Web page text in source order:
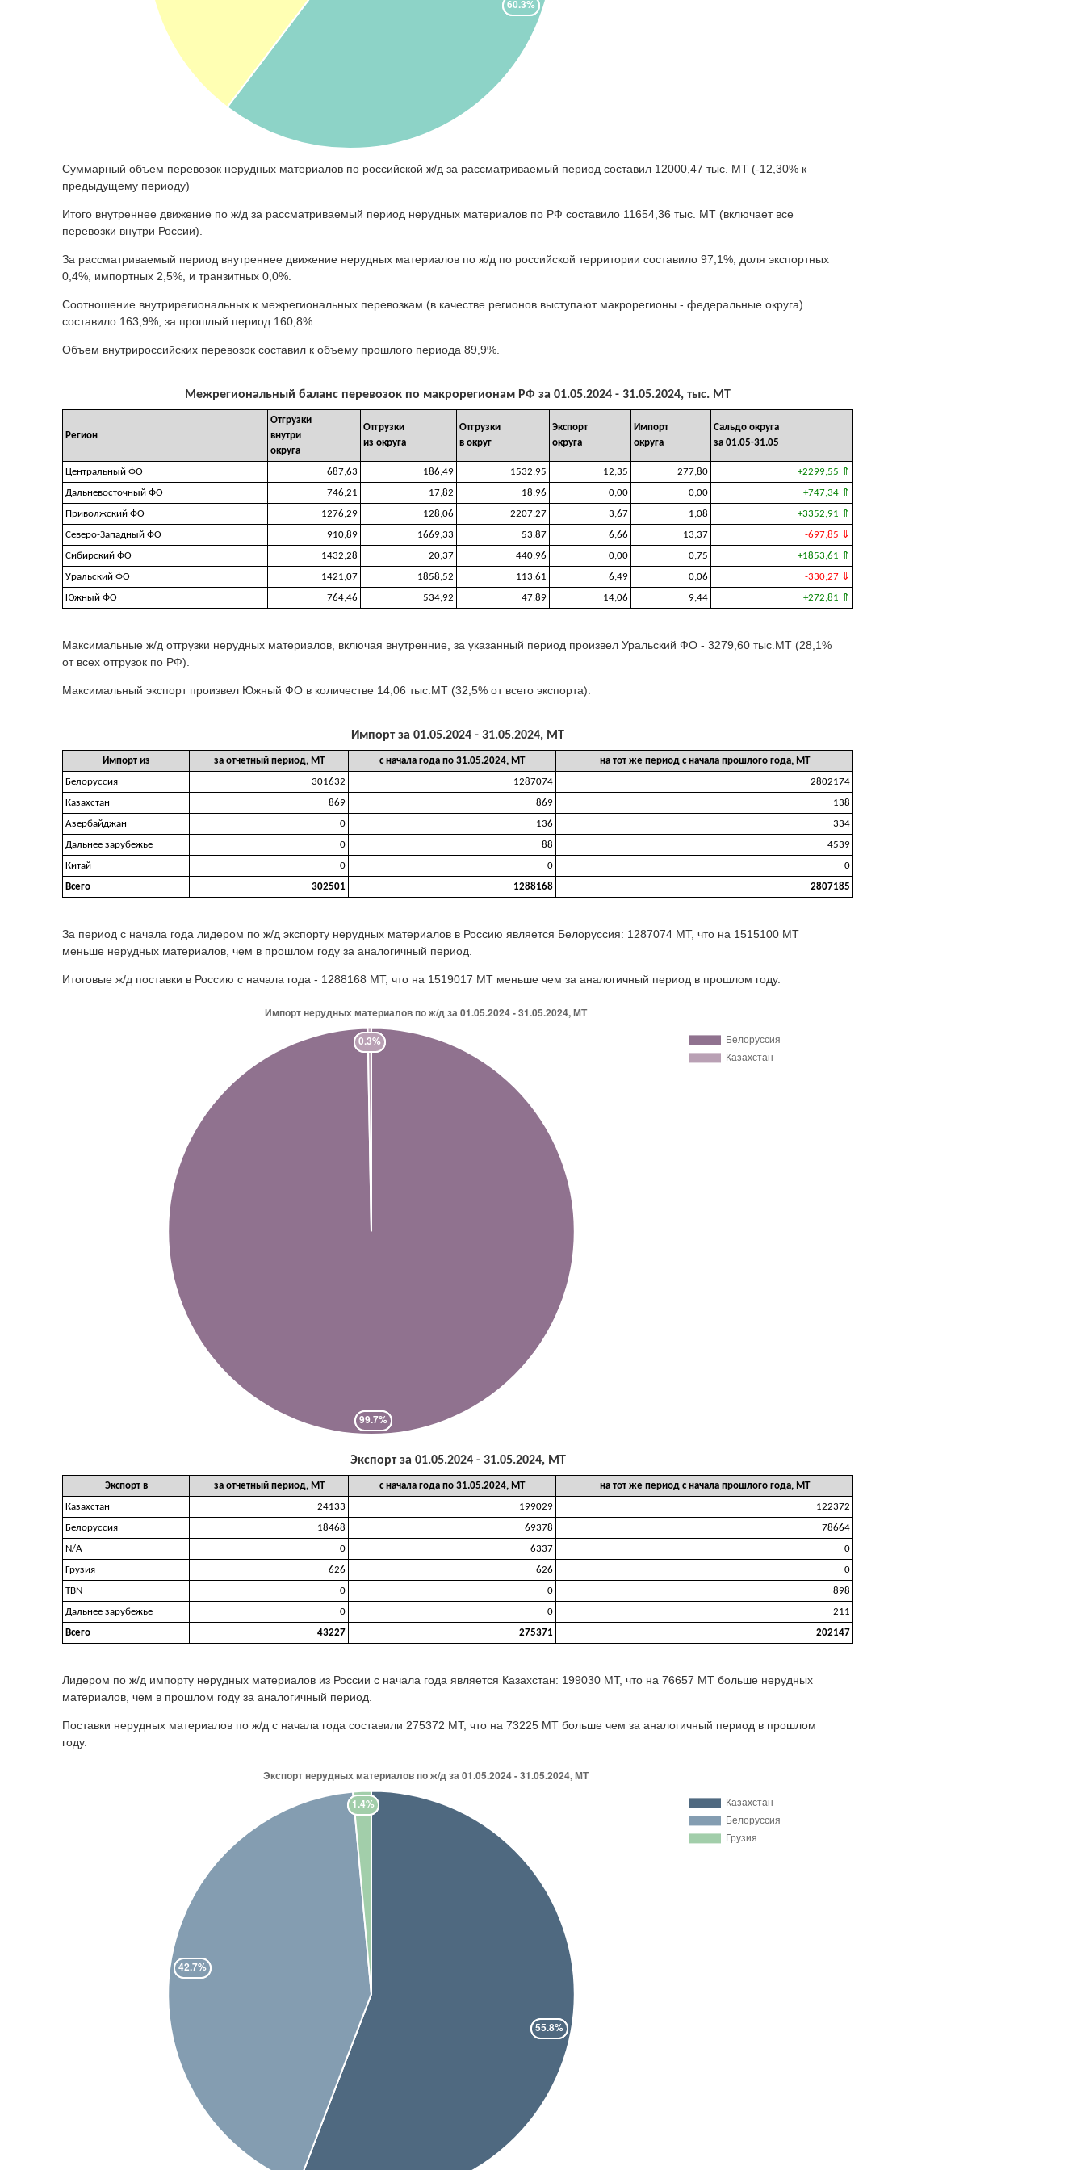
Суммарный объем перевозок нерудных материалов по российской ж/д за рассматриваемый период составил 12000,47 тыс. МТ (-12,30% к
предыдущему периоду)
Итого внутреннее движение по ж/д за рассматриваемый период нерудных материалов по РФ составило 11654,36 тыс. МТ (включает все
перевозки внутри России).
За рассматриваемый период внутреннее движение нерудных материалов по ж/д по российской территории составило 97,1%, доля экспортных
0,4%, импортных 2,5%, и транзитных 0,0%.
Соотношение внутрирегиональных к межрегиональных перевозкам (в качестве регионов выступают макрорегионы - федеральные округа)
составило 163,9%, за прошлый период 160,8%.
Объем внутрироссийских перевозок составил к объему прошлого периода 89,9%.
Межрегиональный баланс перевозок по макрорегионам РФ за 01.05.2024 - 31.05.2024, тыс. МТ
Регион
Отгрузки
внутри
округа
Отгрузки
из округа
Отгрузки
в округ
Экспорт
округа
Импорт
округа
Сальдо округа
за 01.05-31.05
Центральный ФО 687,63 186,49 1532,95 12,35 277,80
+2299,55 ⇑
Дальневосточный ФО
746,21 17,82 18,96 0,00 0,00
+747,34 ⇑
Приволжский ФО
1276,29 128,06 2207,27 3,67 1,08
+3352,91 ⇑
Северо-Западный ФО
910,89 1669,33 53,87 6,66 13,37
-697,85 ⇓
Сибирский ФО
1432,28 20,37 440,96 0,00 0,75
+1853,61 ⇑
Уральский ФО
1421,07 1858,52 113,61 6,49 0,06
-330,27 ⇓
Южный ФО
764,46 534,92 47,89 14,06 9,44 +272,81 ⇑
Максимальные ж/д отгрузки нерудных материалов, включая внутренние, за указанный период произвел Уральский ФО - 3279,60 тыс.МТ (28,1%
от всех отгрузок по РФ).
Максимальный экспорт произвел Южный ФО в количестве 14,06 тыс.МТ (32,5% от всего экспорта).
Импорт за 01.05.2024 - 31.05.2024, МТ
Импорт из за отчетный период, МТ с начала года по 31.05.2024, МТ
на тот же период с начала прошлого года, МТ
Белоруссия
301632 1287074
2802174
Казахстан
869 869
138
Азербайджан
0 136
334
Дальнее зарубежье
0 88
4539
Китай
0 0
0
Всего
302501 1288168 2807185
За период с начала года лидером по ж/д экспорту нерудных материалов в Россию является Белоруссия: 1287074 МТ, что на 1515100 МТ
меньше нерудных материалов, чем в прошлом году за аналогичный период.
Итоговые ж/д поставки в Россию с начала года - 1288168 МТ, что на 1519017 МТ меньше чем за аналогичный период в прошлом году.
Экспорт за 01.05.2024 - 31.05.2024, МТ
Экспорт в за отчетный период, МТ с начала года по 31.05.2024, МТ
на тот же период с начала прошлого года, МТ
Казахстан
24133 199029
122372
Белоруссия
18468 69378
78664
N/A
0 6337
0
Грузия
626 626
0
TBN
0 0
898
Дальнее зарубежье
0 0
211
Всего
43227 275371 202147
Лидером по ж/д импорту нерудных материалов из России с начала года является Казахстан: 199030 МТ, что на 76657 МТ больше нерудных
материалов, чем в прошлом году за аналогичный период.
Поставки нерудных материалов по ж/д с начала года составили 275372 МТ, что на 73225 МТ больше чем за аналогичный период в прошлом
году.